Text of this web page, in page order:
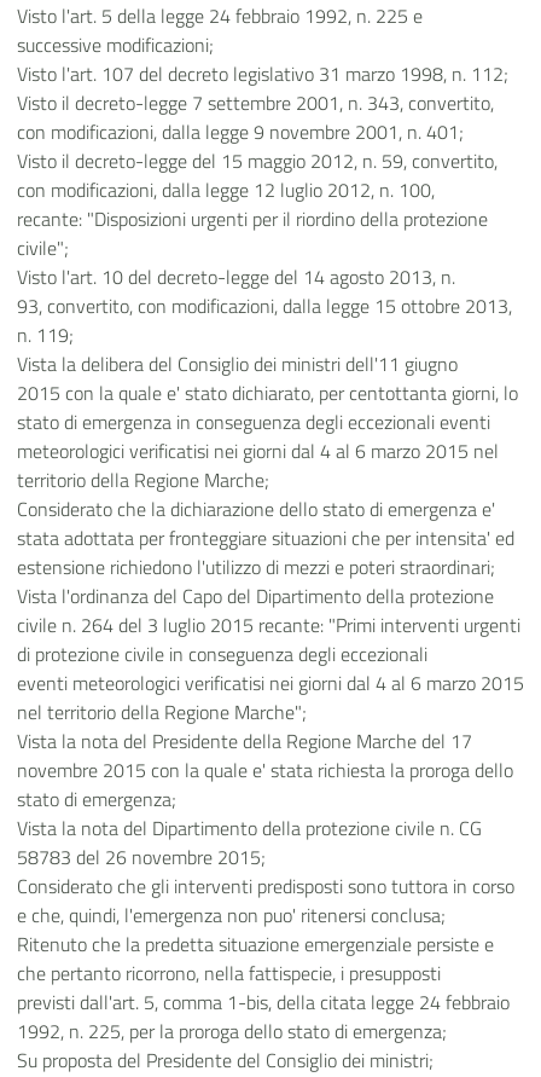
Visto l'art. 5 della legge 24 febbraio 1992, n. 225 e
successive modificazioni;
Visto l'art. 107 del decreto legislativo 31 marzo 1998, n. 112;
Visto il decreto-legge 7 settembre 2001, n. 343, convertito,
con modificazioni, dalla legge 9 novembre 2001, n. 401;
Visto il decreto-legge del 15 maggio 2012, n. 59, convertito,
con modificazioni, dalla legge 12 luglio 2012, n. 100,
recante: "Disposizioni urgenti per il riordino della protezione
civile";
Visto l'art. 10 del decreto-legge del 14 agosto 2013, n.
93, convertito, con modificazioni, dalla legge 15 ottobre 2013,
n. 119;
Vista la delibera del Consiglio dei ministri dell'11 giugno
2015 con la quale e' stato dichiarato, per centottanta giorni, lo
stato di emergenza in conseguenza degli eccezionali eventi
meteorologici verificatisi nei giorni dal 4 al 6 marzo 2015 nel
territorio della Regione Marche;
Considerato che la dichiarazione dello stato di emergenza e'
stata adottata per fronteggiare situazioni che per intensita' ed
estensione richiedono l'utilizzo di mezzi e poteri straordinari;
Vista l'ordinanza del Capo del Dipartimento della protezione
civile n. 264 del 3 luglio 2015 recante: "Primi interventi urgenti
di protezione civile in conseguenza degli eccezionali
eventi meteorologici verificatisi nei giorni dal 4 al 6 marzo 2015
nel territorio della Regione Marche";
Vista la nota del Presidente della Regione Marche del 17
novembre 2015 con la quale e' stata richiesta la proroga dello
stato di emergenza;
Vista la nota del Dipartimento della protezione civile n. CG
58783 del 26 novembre 2015;
Considerato che gli interventi predisposti sono tuttora in corso
e che, quindi, l'emergenza non puo' ritenersi conclusa;
Ritenuto che la predetta situazione emergenziale persiste e
che pertanto ricorrono, nella fattispecie, i presupposti
previsti dall'art. 5, comma 1-bis, della citata legge 24 febbraio
1992, n. 225, per la proroga dello stato di emergenza;
Su proposta del Presidente del Consiglio dei ministri;